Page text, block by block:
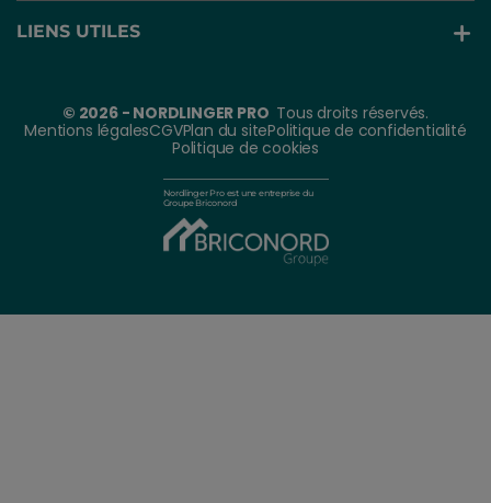
LIENS UTILES
© 2026 - NORDLINGER PRO Tous droits réservés.
Mentions légalesCGVPlan du sitePolitique de confidentialité
Politique de cookies
Nordlinger Pro est une entreprise du
Groupe Briconord